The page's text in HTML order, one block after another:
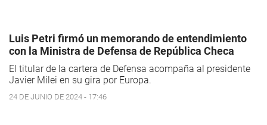
Luis Petri firmó un memorando de entendimiento
con la Ministra de Defensa de República Checa
El titular de la cartera de Defensa acompaña al presidente
Javier Milei en su gira por Europa.
24 DE JUNIO DE 2024 - 17:46